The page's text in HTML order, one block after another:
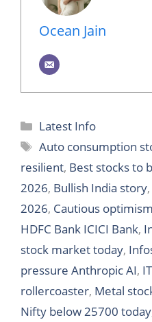
Ocean Jain
Categories
Latest Info
Tags
Auto consumption
resilient, Best stocks to
2026, Bullish India story,
2026, Cautious optimism
HDFC Bank ICICI Bank,
stock market today,
pressure Anthropic AI,
rollercoaster, Metal
Nifty below 25700 today